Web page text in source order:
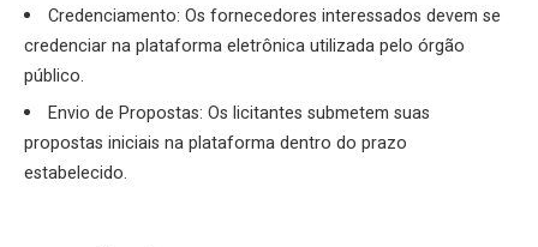
Credenciamento: Os fornecedores interessados devem se
credenciar na plataforma eletrônica utilizada pelo órgão
público.
Envio de Propostas: Os licitantes submetem suas
propostas iniciais na plataforma dentro do prazo
estabelecido.